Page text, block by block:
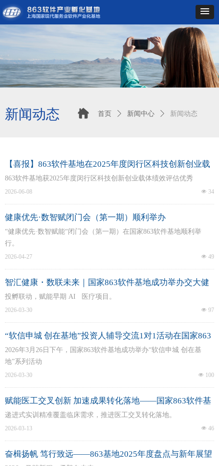
新闻动态 首页 ꄲ 新闻中心 ꄲ 新闻动态
【喜报】863软件基地在2025年度闵行区科技创新创业载
体绩效评估中获得优秀
863软件基地获2025年度闵行区科技创新创业载体绩效评估优秀
넶 34
2026-06-08
健康优先·数智赋闭门会（第一期）顺利举办
“健康优先·数智赋能“闭门会（第一期）在国家863软件基地顺利举
行。
넶 49
2026-04-27
智汇健康・数联未来｜国家863软件基地成功举办交大健
康长三角数智创新投融资路演会
投孵联动，赋能早期 AI 医疗项目。
넶 97
2026-03-30
“软信申城 创在基地”投资人辅导交流1对1活动在国家863
软件基地圆满落幕！
2026年3月26日下午，国家863软件基地成功举办“软信申城 创在基
地”系列活动
넶 100
2026-03-30
赋能医工交叉创新 加速成果转化落地——国家863软件基
地全程支持第四期国际医学成果转化训练营
递进式实训精准覆盖临床需求，推进医工交叉转化落地。
넶 46
2026-03-13
奋楫扬帆 笃行致远——863基地2025年度盘点与新年展望